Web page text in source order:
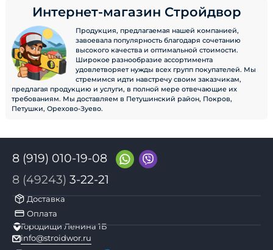
Интернет-магазин Стройдвор
Продукция, предлагаемая нашей компанией,
завоевала популярность благодаря сочетанию
высокого качества и оптимальной стоимости.
Широкое разнообразие ассортимента
удовлетворяет нужды всех групп покупателей. Мы
стремимся идти навстречу своим заказчикам,
предлагая продукцию и услуги, в полной мере отвечающие их
требованиям. Мы доставляем в Петушинский район, Покров,
Петушки, Орехово-Зуево.
8 (919) 010-19-08
8 (49243) 3-22-21
Доставка
Оплата
Городищи Ленина 1Б
info@stroidwor.ru